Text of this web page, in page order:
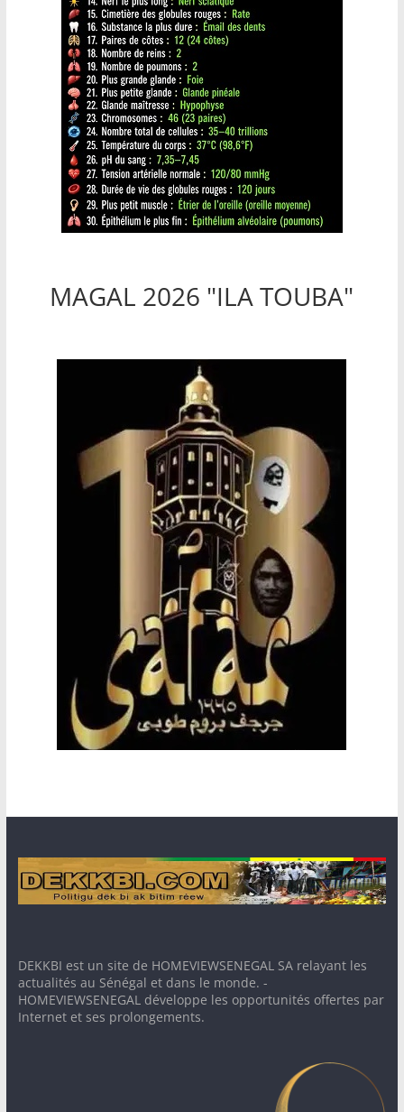
MAGAL 2026 "ILA TOUBA"
DEKKBI est un site de HOMEVIEWSENEGAL SA relayant les
actualités au Sénégal et dans le monde. -
HOMEVIEWSENEGAL développe les opportunités offertes par
Internet et ses prolongements.